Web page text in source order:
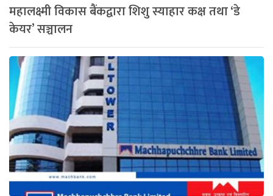
महालक्ष्मी विकास बैंकद्वारा शिशु स्याहार कक्ष तथा ‘डे
केयर’ सञ्चालन